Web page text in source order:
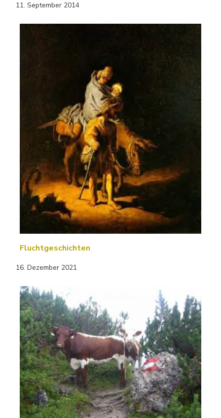
11. September 2014
Fluchtgeschichten
16. Dezember 2021